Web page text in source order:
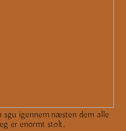
igennem næsten dem alle
er enormt stolt.